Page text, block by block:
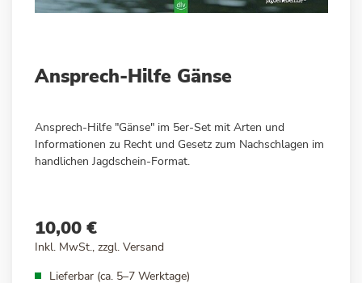
Anfang
springen
Ansprech-Hilfe Gänse
Ansprech-Hilfe "Gänse" im 5er-Set mit Arten und
Informationen zu Recht und Gesetz zum Nachschlagen im
handlichen Jagdschein-Format.
10,00 €
Inkl. MwSt., zzgl. Versand
Lieferbar (ca. 5–7 Werktage)